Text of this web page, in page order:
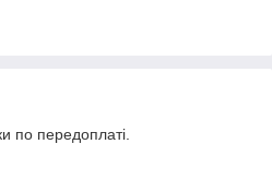
по передоплаті.